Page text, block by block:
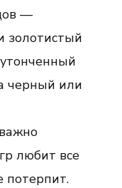
—
золотистый
черный или
любит все
потерпит.